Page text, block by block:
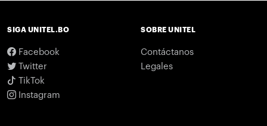
SIGA UNITEL.BO
Facebook
Twitter
TikTok
Instagram
SOBRE UNITEL
Contáctanos
Legales